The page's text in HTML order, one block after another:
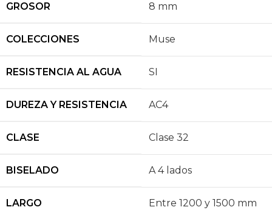
GROSOR 8 mm
COLECCIONES Muse
RESISTENCIA AL AGUA SI
DUREZA Y RESISTENCIA AC4
CLASE Clase 32
BISELADO A 4 lados
LARGO Entre 1200 y 1500 mm